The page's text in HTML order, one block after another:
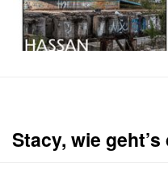
Stacy, wie geht’s